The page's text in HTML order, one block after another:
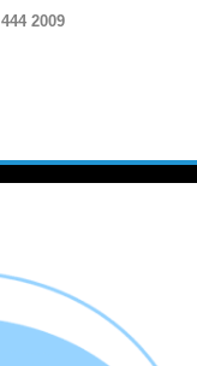
444 2009